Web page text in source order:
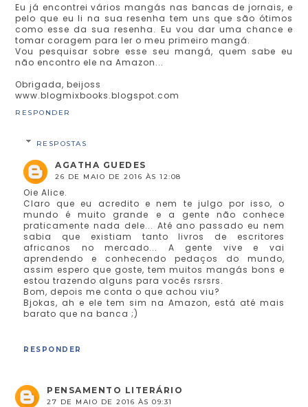
Eu já encontrei vários mangás nas bancas de jornais, e
pelo que eu li na sua resenha tem uns que são ótimos
como esse da sua resenha. Eu vou dar uma chance e
tomar coragem para ler o meu primeiro mangá.
Vou pesquisar sobre esse seu mangá, quem sabe eu
não encontro ele na Amazon...
Obrigada, beijoss
www.blogmixbooks.blogspot.com
RESPONDER
RESPOSTAS
AGATHA GUEDES
26 DE MAIO DE 2016 ÀS 12:08
Oie Alice.
Claro que eu acredito e nem te julgo por isso, o
mundo é muito grande e a gente não conhece
praticamente nada dele... Até ano passado eu nem
sabia que existiam tanto livros de escritores
africanos no mercado... A gente vive e vai
aprendendo e conhecendo pedaços do mundo,
assim espero que goste, tem muitos mangás bons e
estou trazendo alguns para vocês rsrsrs.
Bom, depois me conta o que achou viu?
Bjokas, ah e ele tem sim na Amazon, está até mais
barato que na banca ;)
RESPONDER
PENSAMENTO LITERÁRIO
27 DE MAIO DE 2016 ÀS 09:31